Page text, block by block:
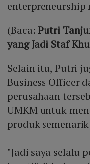
enterpreneurship
(Baca:Putri
yang Jadi Staf
Selain itu, Putri
Business Officer
perusahaan
UMKM untuk
produk
"Jadi saya selalu